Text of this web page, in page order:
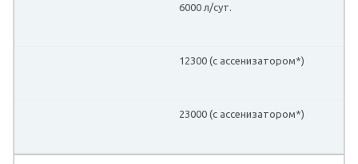
6000 л/сут.
12300 (с ассенизатором*)
23000 (с ассенизатором*)